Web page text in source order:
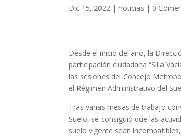
Dic 15, 2022 |noticias | 0
Desde el inicio del año, la
participación ciudadana “Silla
las sesiones del Concejo
el Régimen Administrativo del
Tras varias mesas de trabajo
Suelo, se consiguió que las
suelo vigente sean